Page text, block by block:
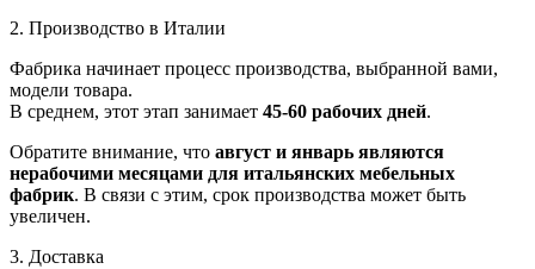
2. Производство в Италии
Фабрика начинает процесс производства, выбранной вами,
модели товара.
В среднем, этот этап занимает 45-60 рабочих дней.
Обратите внимание, что август и январь являются
нерабочими месяцами для итальянских мебельных
фабрик. В связи с этим, срок производства может быть
увеличен.
3. Доставка